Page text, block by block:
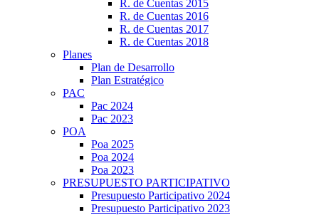
R. de Cuentas 2015
R. de Cuentas 2016
R. de Cuentas 2017
R. de Cuentas 2018
Planes
Plan de Desarrollo
Plan Estratégico
PAC
Pac 2024
Pac 2023
POA
Poa 2025
Poa 2024
Poa 2023
PRESUPUESTO PARTICIPATIVO
Presupuesto Participativo 2024
Presupuesto Participativo 2023